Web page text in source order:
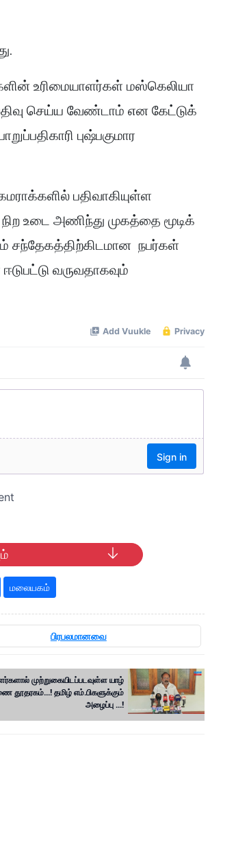
உரிமையாளர்கள் மஸ்கெலியா
செய்ய வேண்டாம் என கேட்டுக்
புஷ்பகுமார
பதிவாகியுள்ள
உடை அணிந்து முகத்தை மூடிக்
நபர்கள்
வருவதாகவும்
மலையகம்
பிரபலமானவை
முற்றுகையிடப்படவுள்ள யாழ்
தூதரகம்...! தமிழ் எம்.பிகளுக்கும்
அழைப்பு ...!